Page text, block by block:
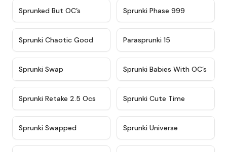
Sprunked But OC’s Sprunki Phase 999
★ 4.7
Sprunki Chaotic Good Parasprunki 15
Sprunki Swap ★ 4.8
Sprunki Babies With OC’s
★ 4.6
Sprunki Retake 2.5 Ocs Sprunki Cute Time
Sprunki Swapped Sprunki Universe